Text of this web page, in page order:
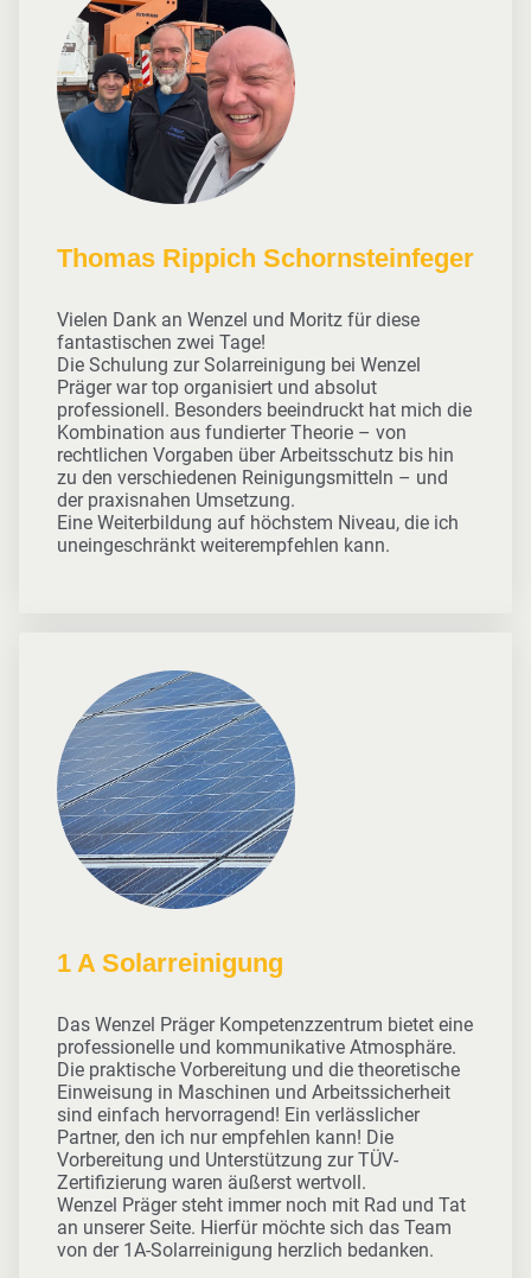
Thomas Rippich Schornsteinfeger
Vielen Dank an Wenzel und Moritz für diese
fantastischen zwei Tage!
Die Schulung zur Solarreinigung bei Wenzel
Präger war top organisiert und absolut
professionell. Besonders beeindruckt hat mich die
Kombination aus fundierter Theorie – von
rechtlichen Vorgaben über Arbeitsschutz bis hin
zu den verschiedenen Reinigungsmitteln – und
der praxisnahen Umsetzung.
Eine Weiterbildung auf höchstem Niveau, die ich
uneingeschränkt weiterempfehlen kann.
1 A Solarreinigung
Das Wenzel Präger Kompetenzzentrum bietet eine
professionelle und kommunikative Atmosphäre.
Die praktische Vorbereitung und die theoretische
Einweisung in Maschinen und Arbeitssicherheit
sind einfach hervorragend! Ein verlässlicher
Partner, den ich nur empfehlen kann! Die
Vorbereitung und Unterstützung zur TÜV-
Zertifizierung waren äußerst wertvoll.
Wenzel Präger steht immer noch mit Rad und Tat
an unserer Seite. Hierfür möchte sich das Team
von der 1A-Solarreinigung herzlich bedanken.